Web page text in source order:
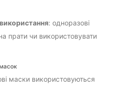
: одноразові
прати чи використовувати
маски використовуються